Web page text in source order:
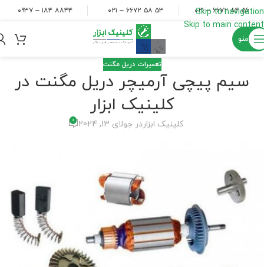
Skip to navigation
Skip to main content
۵۶ ۸۴ ۶۶۷۲ – ۰۲۱ ۵۳ ۵۸ ۶۶۷۲ – ۰۲۱ ۸۸۴۴ ۱۸۴ – ۰۹۳۷
منو
تعمیرات دریل مگنت
سیم پیچی آرمیچر دریل مگنت در
کلینیک ابزار
کلینیک ابزاردر جولای 13, 2024 0